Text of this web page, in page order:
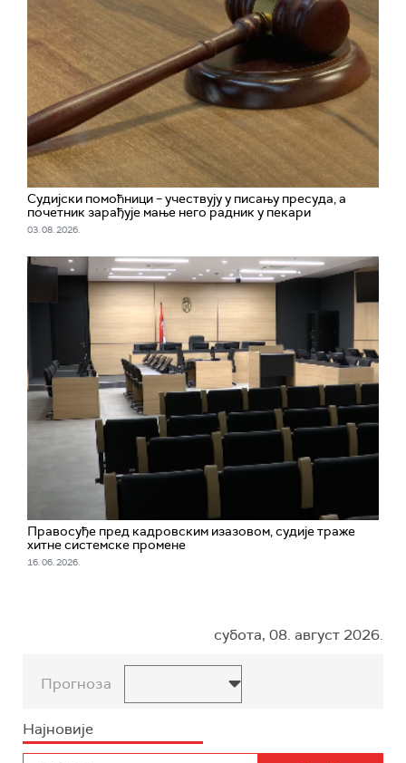
Судијски помоћници – учествују у писању пресуда, а
почетник зарађује мање него радник у пекари
03. 08. 2026.
Правосуђе пред кадровским изазовом, судије траже
хитне системске промене
16. 06. 2026.
субота, 08. август 2026.
Прогноза
Најновије